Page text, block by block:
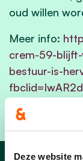
Deze website
oud willen
Meer info:
crem-59-
bestuur-is-